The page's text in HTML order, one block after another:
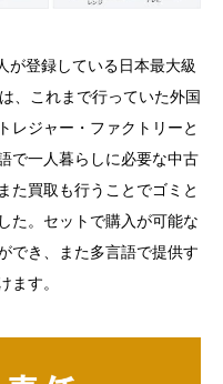
が登録している日本最大級
、これまで行っていた外国
レジャー・ファクトリーと
で一人暮らしに必要な中古
た買取も行うことでゴミと
た。セットで購入が可能な
でき、また多言語で提供す
ます。